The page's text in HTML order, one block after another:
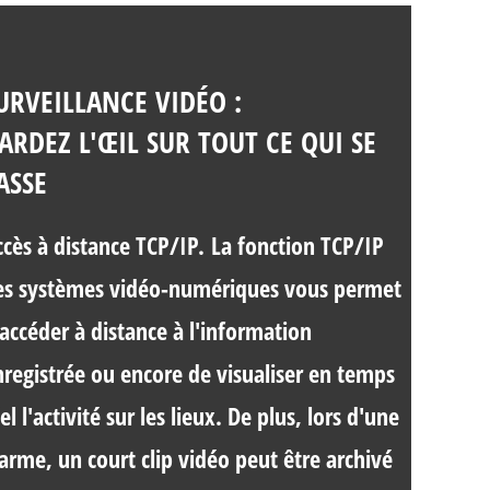
VIDÉO :
L'ŒIL SUR TOUT CE QUI SE
à distance TCP/IP. La fonction TCP/IP
systèmes vidéo-numériques vous permet
à distance à l'information
ou encore de visualiser en temps
l'activité sur les lieux. De plus, lors d'une
un court clip vidéo peut être archivé